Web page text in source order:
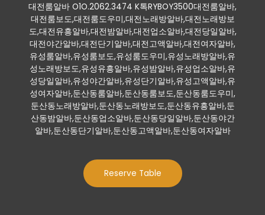
대전룸알바 O1O.2062.3474 K톡RYBOY3500대전룸알바,
대전룸보도,대전룸도우미,대전노래방알바,대전노래방보
도,대전유흥알바,대전밤알바,대전업소알바,대전당일알바,
대전야간알바,대전단기알바,대전고액알바,대전여자알바,
유성룸알바,유성룸보도,유성룸도우미,유성노래방알바,유
성노래방보도,유성유흥알바,유성밤알바,유성업소알바,유
성당일알바,유성야간알바,유성단기알바,유성고액알바,유
성여자알바,둔산동룸알바,둔산동룸보도,둔산동룸도우미,
둔산동노래방알바,둔산동노래방보도,둔산동유흥알바,둔
산동밤알바,둔산동업소알바,둔산동당일알바,둔산동야간
알바,둔산동단기알바,둔산동고액알바,둔산동여자알바
Reserve Table